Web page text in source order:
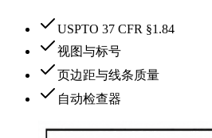
USPTO 37 CFR §1.84
视图与标号
页边距与线条质量
自动检查器